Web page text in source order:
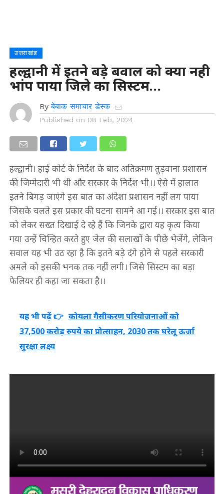
उत्तराखंड
हल्द्वानी में इतने बड़े बवाल को क्या नही
भांप पाया जिले का सिस्टम…
By बेबाक समाचार डेस्क
Published on 08 Feb, 2024
हल्द्वानी। हाई कोर्ट के निर्देश के बाद अतिक्रमण तुड़वाना प्रशासन
की जिम्मेदारी भी थी और सरकार के निर्देश भी।। ऐसे में हालात
इतने बिगड़ जाएंगे इस बात का अंदेशा प्रशासन नहीं लग पाया
जिसके चलते इस प्रकार की घटना सामने आ गई।। सरकार इस बात
को लेकर सख्त दिखाई दे रहे हैं कि जिनके द्वारा यह कृत्य किया
गया उन्हें चिन्हित करते हुए जेल की सलाखों के पीछे भेजेंगे, लेकिन
सवाल यह भी उठ रहा है कि इतने बड़े दंगे होने से पहले सरकारी
अमले को इसकी भनक तक नहीं लगी। जिसे सिस्टम का बड़ा
फेलियर ही कहा जा सकता है।।
यह भी पढ़ें 👉 कोयला गैसीकरण परियोजनाओं को
37,500 करोड़ रुपये का प्रोत्साहन, 2030 तक घरेलू ऊर्जा
सुरक्षा लक्ष्य